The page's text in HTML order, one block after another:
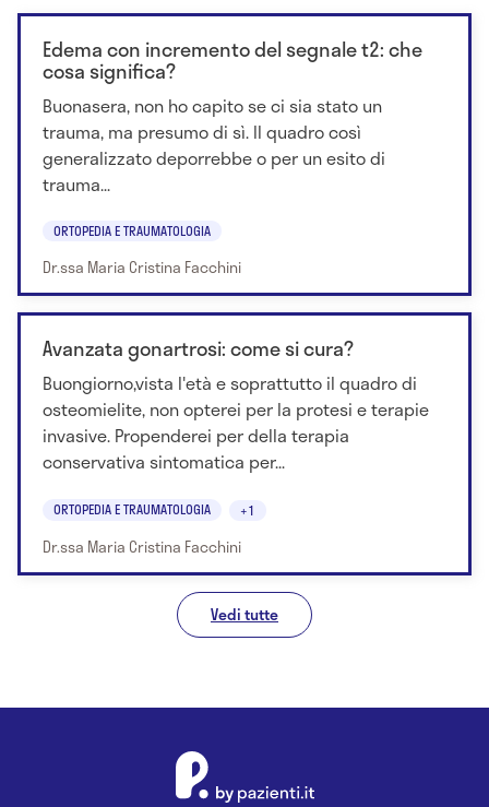
Edema con incremento del segnale t2: che
cosa significa?
Buonasera, non ho capito se ci sia stato un
trauma, ma presumo di sì. Il quadro così
generalizzato deporrebbe o per un esito di
trauma...
ORTOPEDIA E TRAUMATOLOGIA
Dr.ssa Maria Cristina Facchini
Avanzata gonartrosi: come si cura?
Buongiorno,vista l'età e soprattutto il quadro di
osteomielite, non opterei per la protesi e terapie
invasive. Propenderei per della terapia
conservativa sintomatica per...
ORTOPEDIA E TRAUMATOLOGIA +1
Dr.ssa Maria Cristina Facchini
Vedi tutte